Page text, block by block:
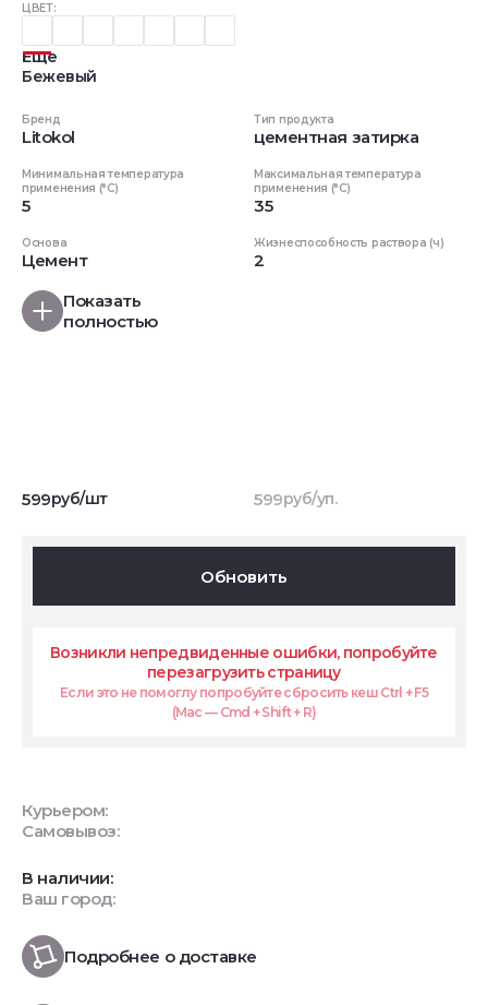
ЦВЕТ:
Еще
Бежевый
Бренд
Litokol
Тип продукта
цементная затирка
Минимальная температура
применения (°C)
5
Максимальная температура
применения (°C)
35
Основа
Цемент
Жизнеспособность раствора (ч)
2
Показать
полностью
599руб/шт 599руб/уп.
Обновить
Возникли непредвиденные ошибки, попробуйте
перезагрузить страницу
Если это не помоглу попробуйте сбросить кеш Ctrl + F5
(Mac — Cmd + Shift + R)
Курьером:
Самовывоз:
В наличии:
Ваш город:
Подробнее о доставке